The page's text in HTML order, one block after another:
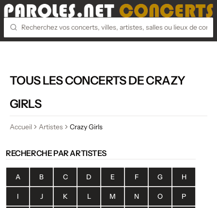
TOUS LES CONCERTS DE CRAZY
GIRLS
Accueil Artistes Crazy Girls
RECHERCHE PAR ARTISTES
A B C D E F G H
I J K L M N O P